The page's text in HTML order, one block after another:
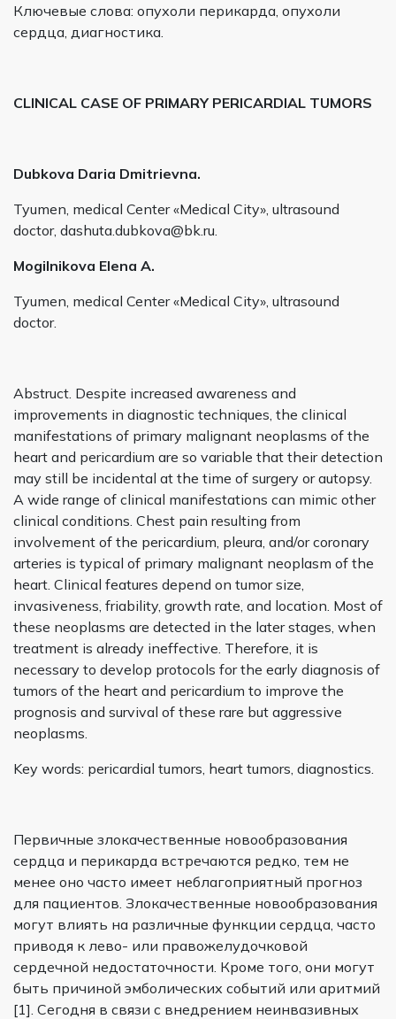
Ключевые слова: опухоли перикарда, опухоли
сердца, диагностика.
CLINICAL CASE OF PRIMARY PERICARDIAL TUMORS
Dubkova Daria Dmitrievna.
Tyumen, medical Center «Medical City», ultrasound
doctor, dashuta.dubkova@bk.ru.
Mogilnikova Elena A.
Tyumen, medical Center «Medical City», ultrasound
doctor.
Abstruct. Despite increased awareness and
improvements in diagnostic techniques, the clinical
manifestations of primary malignant neoplasms of the
heart and pericardium are so variable that their detection
may still be incidental at the time of surgery or autopsy.
A wide range of clinical manifestations can mimic other
clinical conditions. Chest pain resulting from
involvement of the pericardium, pleura, and/or coronary
arteries is typical of primary malignant neoplasm of the
heart. Clinical features depend on tumor size,
invasiveness, friability, growth rate, and location. Most of
these neoplasms are detected in the later stages, when
treatment is already ineffective. Therefore, it is
necessary to develop protocols for the early diagnosis of
tumors of the heart and pericardium to improve the
prognosis and survival of these rare but aggressive
neoplasms.
Key words: pericardial tumors, heart tumors, diagnostics.
Первичные злокачественные новообразования
сердца и перикарда встречаются редко, тем не
менее оно часто имеет неблагоприятный прогноз
для пациентов. Злокачественные новообразования
могут влиять на различные функции сердца, часто
приводя к лево- или правожелудочковой
сердечной недостаточности. Кроме того, они могут
быть причиной эмболических событий или аритмий
[1]. Сегодня в связи с внедрением неинвазивных